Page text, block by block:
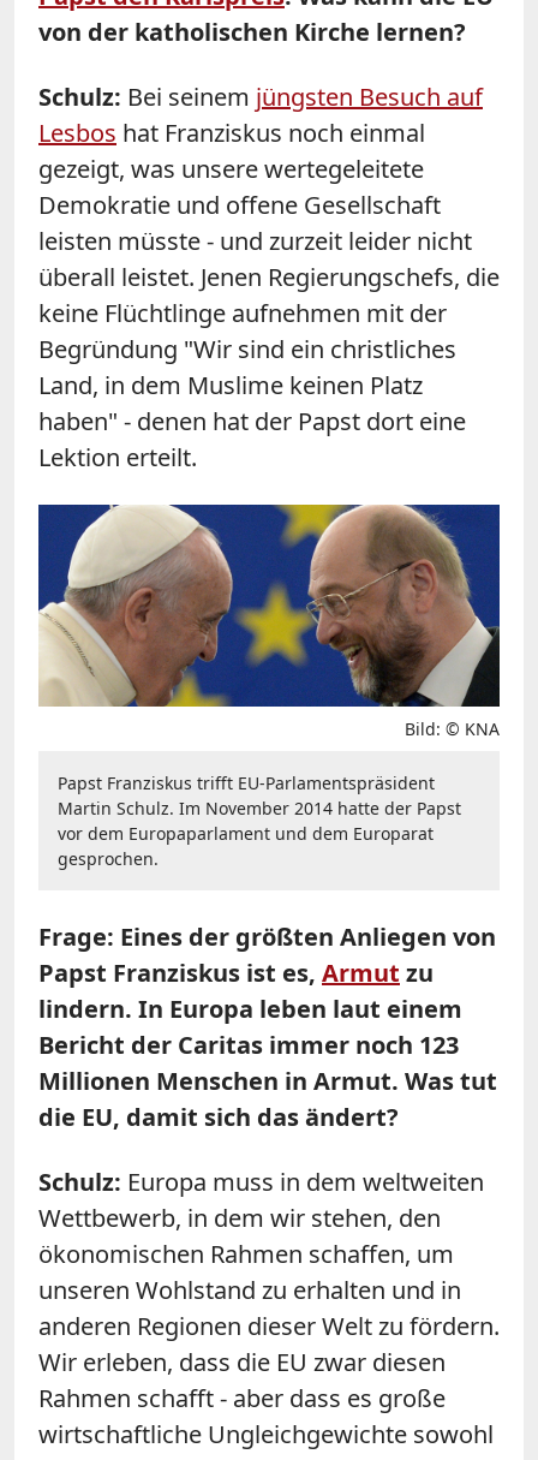
von der katholischen Kirche lernen?
Schulz: Bei seinem jüngsten Besuch auf
Lesbos hat Franziskus noch einmal
gezeigt, was unsere wertegeleitete
Demokratie und offene Gesellschaft
leisten müsste - und zurzeit leider nicht
überall leistet. Jenen Regierungschefs, die
keine Flüchtlinge aufnehmen mit der
Begründung "Wir sind ein christliches
Land, in dem Muslime keinen Platz
haben" - denen hat der Papst dort eine
Lektion erteilt.
Bild: © KNA
Papst Franziskus trifft EU-Parlamentspräsident
Martin Schulz. Im November 2014 hatte der Papst
vor dem Europaparlament und dem Europarat
gesprochen.
Frage: Eines der größten Anliegen von
Papst Franziskus ist es, Armut zu
lindern. In Europa leben laut einem
Bericht der Caritas immer noch 123
Millionen Menschen in Armut. Was tut
die EU, damit sich das ändert?
Schulz: Europa muss in dem weltweiten
Wettbewerb, in dem wir stehen, den
ökonomischen Rahmen schaffen, um
unseren Wohlstand zu erhalten und in
anderen Regionen dieser Welt zu fördern.
Wir erleben, dass die EU zwar diesen
Rahmen schafft - aber dass es große
wirtschaftliche Ungleichgewichte sowohl